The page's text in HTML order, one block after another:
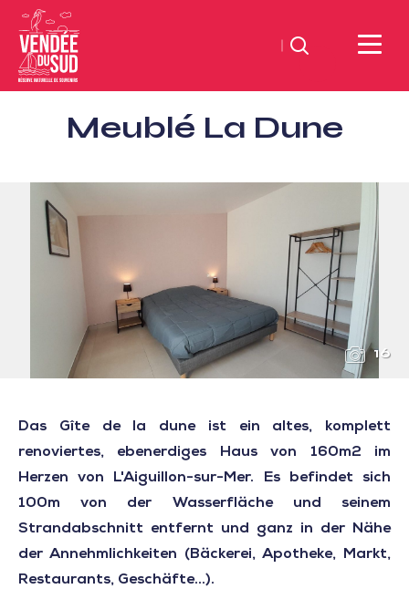
Sud
Vendée
Küste
Suchen
Meublé La Dune
16
Das Gîte de la dune ist ein altes, komplett
renoviertes, ebenerdiges Haus von 160m2 im
Herzen von L'Aiguillon-sur-Mer. Es befindet sich
100m von der Wasserfläche und seinem
Strandabschnitt entfernt und ganz in der Nähe
der Annehmlichkeiten (Bäckerei, Apotheke, Markt,
Restaurants, Geschäfte...).